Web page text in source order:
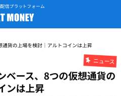
信プラットフォーム
貨の上場を検討｜アルトコインは上昇
ニュース
ベース、8つの仮想通貨の
ンは上昇